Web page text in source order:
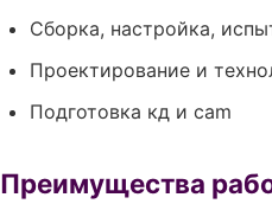
Сборка, настройка,
Проектирование и
Подготовка кд и cam
Преимущества